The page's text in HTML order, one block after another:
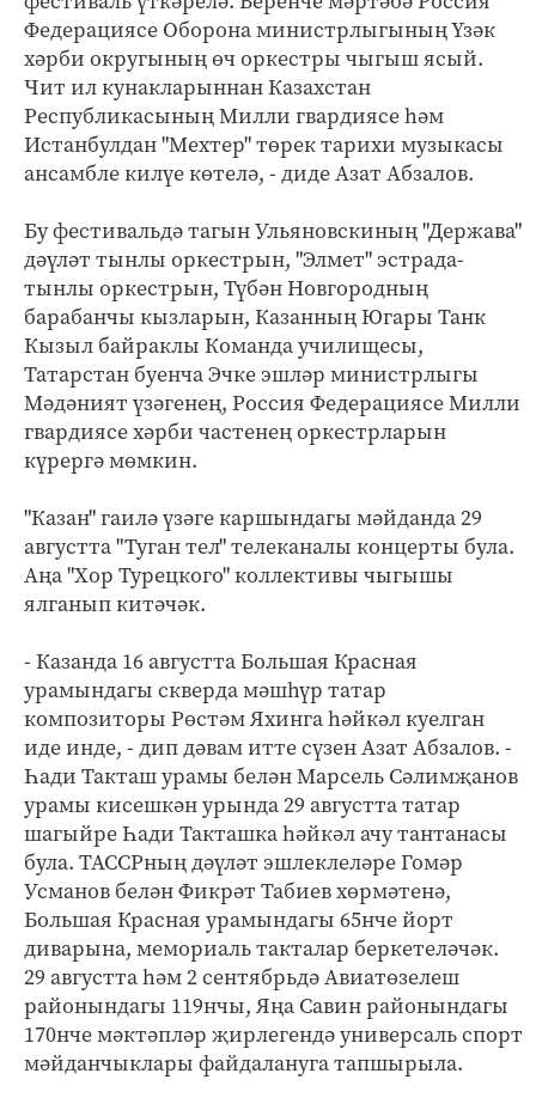
Федерациясе Оборона министрлыгының Үзәк
хәрби округының өч оркестры чыгыш ясый.
Чит ил кунакларыннан Казахстан
Республикасының Милли гвардиясе һәм
Истанбулдан "Мехтер" төрек тарихи музыкасы
ансамбле килүе көтелә, - диде Азат Абзалов.
Бу фестивальдә тагын Ульяновскиның "Держава"
дәүләт тынлы оркестрын, "Элмет" эстрада-
тынлы оркестрын, Түбән Новгородның
барабанчы кызларын, Казанның Югары Танк
Кызыл байраклы Команда училищесы,
Татарстан буенча Эчке эшләр министрлыгы
Мәдәният үзәгенең, Россия Федерациясе Милли
гвардиясе хәрби частенең оркестрларын
күрергә мөмкин.
"Казан" гаилә үзәге каршындагы мәйданда 29
августта "Туган тел" телеканалы концерты була.
Аңа "Хор Турецкого" коллективы чыгышы
ялганып китәчәк.
- Казанда 16 августта Большая Красная
урамындагы скверда мәшһүр татар
композиторы Рөстәм Яхинга һәйкәл куелган
иде инде, - дип дәвам итте сүзен Азат Абзалов. -
Һади Такташ урамы белән Марсель Сәлимҗанов
урамы кисешкән урында 29 августта татар
шагыйре Һади Такташка һәйкәл ачу тантанасы
була. ТАССРның дәүләт эшлеклеләре Гомәр
Усманов белән Фикрәт Табиев хөрмәтенә,
Большая Красная урамындагы 65нче йорт
диварына, мемориаль такталар беркетеләчәк.
29 августта һәм 2 сентябрьдә Авиатөзелеш
районындагы 119нчы, Яңа Савин районындагы
170нче мәктәпләр җирлегендә универсаль спорт
мәйданчыклары файдалануга тапшырыла.